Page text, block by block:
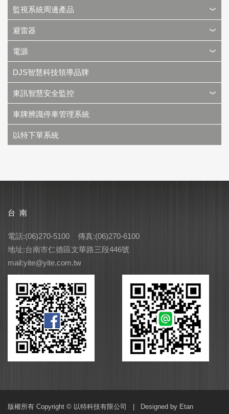
監視系統周邊產品
避雷器
電源
DJS智慧科技領導品牌
東訊智慧安全監控
車牌辨識停車管理系統
以特下單系統
台 南
電話:(06)270-5100 傳真:(06)270-6100
地址:台南市仁德區文華路三段446號
mail:yite@yite.com.tw
版權所有 Copyright © 以特科技有限公司 | Designed by Etan